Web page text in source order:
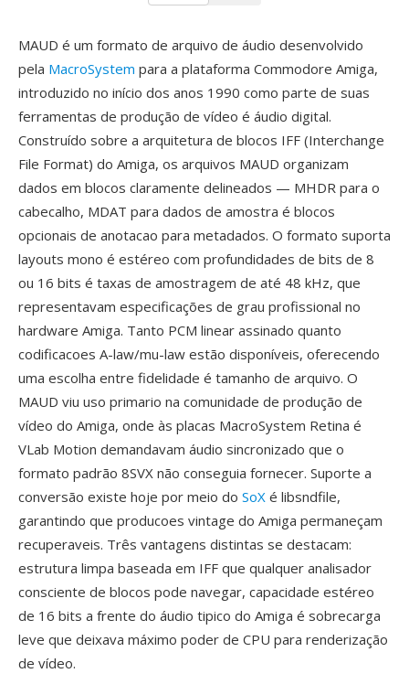
MAUD é um formato de arquivo de áudio desenvolvido
pela MacroSystem para a plataforma Commodore Amiga,
introduzido no início dos anos 1990 como parte de suas
ferramentas de produção de vídeo é áudio digital.
Construído sobre a arquitetura de blocos IFF (Interchange
File Format) do Amiga, os arquivos MAUD organizam
dados em blocos claramente delineados — MHDR para o
cabecalho, MDAT para dados de amostra é blocos
opcionais de anotacao para metadados. O formato suporta
layouts mono é estéreo com profundidades de bits de 8
ou 16 bits é taxas de amostragem de até 48 kHz, que
representavam especificações de grau profissional no
hardware Amiga. Tanto PCM linear assinado quanto
codificacoes A-law/mu-law estão disponíveis, oferecendo
uma escolha entre fidelidade é tamanho de arquivo. O
MAUD viu uso primario na comunidade de produção de
vídeo do Amiga, onde às placas MacroSystem Retina é
VLab Motion demandavam áudio sincronizado que o
formato padrão 8SVX não conseguia fornecer. Suporte a
conversão existe hoje por meio do SoX é libsndfile,
garantindo que producoes vintage do Amiga permaneçam
recuperaveis. Três vantagens distintas se destacam:
estrutura limpa baseada em IFF que qualquer analisador
consciente de blocos pode navegar, capacidade estéreo
de 16 bits a frente do áudio tipico do Amiga é sobrecarga
leve que deixava máximo poder de CPU para renderização
de vídeo.